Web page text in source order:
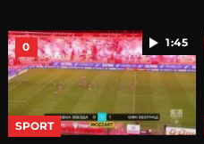
1:45
0
SPORT